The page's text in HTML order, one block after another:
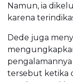
Namun, ia
karena
Dede juga
tersebut ketika